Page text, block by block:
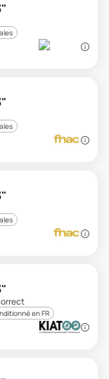
en FR